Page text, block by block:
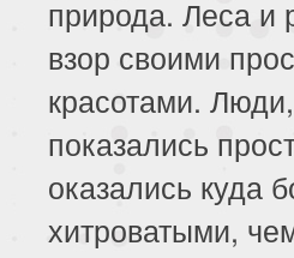
природа. Леса и
взор своими
красотами.
показались
оказались куда
хитроватыми,